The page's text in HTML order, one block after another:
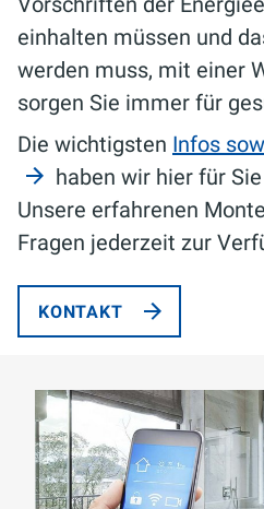
einhalten müssen und
werden muss, mit einer
sorgen Sie immer für
Die wichtigsten Infos
haben wir hier für
Unsere erfahrenen
Fragen jederzeit zur
KONTAKT